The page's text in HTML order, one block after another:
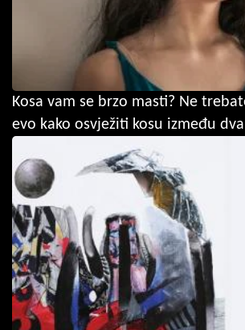
Kosa vam se brzo masti? Ne
evo kako osvježiti kosu između